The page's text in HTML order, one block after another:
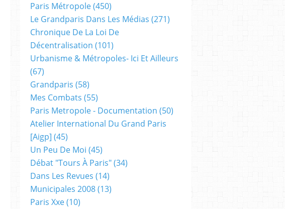
Paris Métropole(450)
Le Grandparis Dans Les Médias (271)
Chronique De La Loi De
Décentralisation (101)
Urbanisme & Métropoles- Ici Et Ailleurs
(67)
Grandparis (58)
Mes Combats (55)
Paris Metropole - Documentation (50)
Atelier International Du Grand Paris
[aigp] (45)
Un Peu De Moi (45)
Débat "tours À Paris"(34)
Dans Les Revues (14)
Municipales 2008(13)
Paris Xxe(10)